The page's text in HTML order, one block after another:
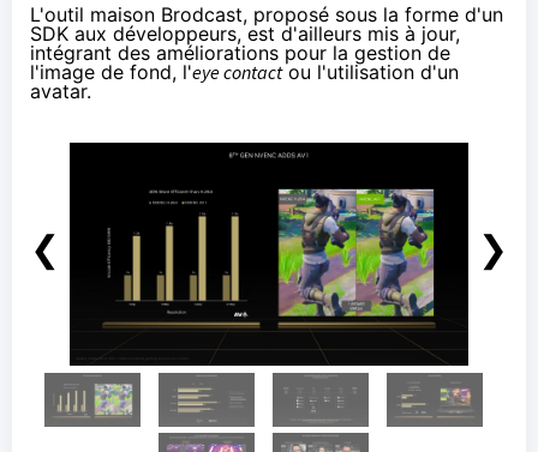
L'outil maison Brodcast, proposé sous la forme d'un
SDK aux développeurs, est d'ailleurs mis à jour,
intégrant des améliorations pour la gestion de
l'image de fond, l'eye contactou l'utilisation d'un
avatar.
❮ ❯